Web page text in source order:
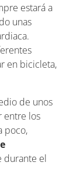
estará a
unas
en bicicleta,
de unos
entre los
poco,
durante el